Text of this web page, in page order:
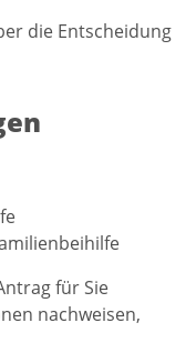
die Entscheidung
für Sie
nachweisen,